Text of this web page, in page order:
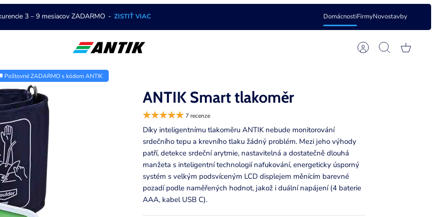
3 – 9 mesiacov ZADARMO - ZISTIŤ VIAC DomácnostiFirmyNovostavby
Účet Hledat Košík
Poštovné ZADARMO s kódom ANTIK
ANTIK Smart tlakoměr
7 recenze
Díky inteligentnímu tlakoměru ANTIK nebude monitorování
srdečního tepu a krevního tlaku žádný problém. Mezi jeho výhody
patří, detekce srdeční arytmie, nastavitelná a dostatečně dlouhá
manžeta s inteligentní technologií nafukování, energeticky úsporný
systém s velkým podsvíceným LCD displejem měnícím barevné
pozadí podle naměřených hodnot, jakož i duální napájení (4 baterie
AAA, kabel USB C).